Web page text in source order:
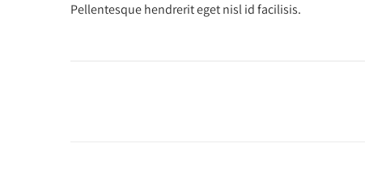
Pellentesque hendrerit eget nisl id facilisis.